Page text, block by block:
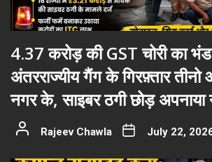
4.37 करोड़ की GST चोरी का
अंतरराज्यीय गैंग के गिरफ़्तार
नगर के, साइबर ठगी छोड़ अपनाया
Rajeev Chawla July 22,